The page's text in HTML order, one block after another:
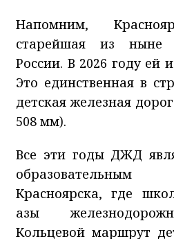
Напомним,
старейшая из ныне
России. В 2026 году ей
Это единственная в
детская железная
508 мм).
Все эти годы ДЖД
Красноярска, где
азы
Кольцевой маршрут